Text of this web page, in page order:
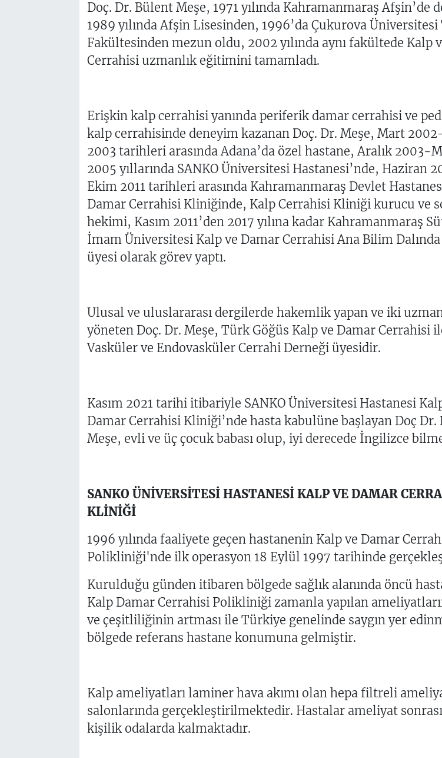
Doç. Dr. Bülent Meşe, 1971 yılında Kahramanmaraş Afşin’de
1989 yılında Afşin Lisesinden, 1996’da Çukurova Üniversitesi
Fakültesinden mezun oldu, 2002 yılında aynı fakültede Kalp
Cerrahisi uzmanlık eğitimini tamamladı.
Erişkin kalp cerrahisi yanında periferik damar cerrahisi ve
kalp cerrahisinde deneyim kazanan Doç. Dr. Meşe, Mart
2003 tarihleri arasında Adana’da özel hastane, Aralık 2003-
2005 yıllarında SANKO Üniversitesi Hastanesi’nde, Haziran
Ekim 2011 tarihleri arasında Kahramanmaraş Devlet
Damar Cerrahisi Kliniğinde, Kalp Cerrahisi Kliniği kurucu ve
hekimi, Kasım 2011’den 2017 yılına kadar Kahramanmaraş
İmam Üniversitesi Kalp ve Damar Cerrahisi Ana Bilim
üyesi olarak görev yaptı.
Ulusal ve uluslararası dergilerde hakemlik yapan ve iki
yöneten Doç. Dr. Meşe, Türk Göğüs Kalp ve Damar Cerrahisi
Vasküler ve Endovasküler Cerrahi Derneği üyesidir.
Kasım 2021 tarihi itibariyle SANKO Üniversitesi Hastanesi
Damar Cerrahisi Kliniği’nde hasta kabulüne başlayan Doç Dr.
Meşe, evli ve üç çocuk babası olup, iyi derecede İngilizce
SANKO ÜNİVERSİTESİ HASTANESİ KALP VE DAMAR
KLİNİĞİ
1996 yılında faaliyete geçen hastanenin Kalp ve Damar
Polikliniği'nde ilk operasyon 18 Eylül 1997 tarihinde
Kurulduğu günden itibaren bölgede sağlık alanında öncü
Kalp Damar Cerrahisi Polikliniği zamanla yapılan
ve çeşitliliğinin artması ile Türkiye genelinde saygın yer
bölgede referans hastane konumuna gelmiştir.
Kalp ameliyatları laminer hava akımı olan hepa filtreli
salonlarında gerçekleştirilmektedir. Hastalar ameliyat
kişilik odalarda kalmaktadır.